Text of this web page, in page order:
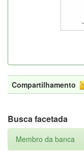
Compartilhamento
Busca facetada
Membro da banca